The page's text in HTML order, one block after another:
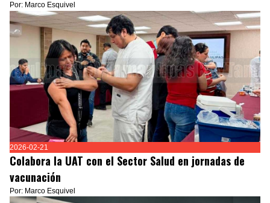
Por: Marco Esquivel
2026-02-21
Colabora la UAT con el Sector Salud en jornadas de
vacunación
Por: Marco Esquivel